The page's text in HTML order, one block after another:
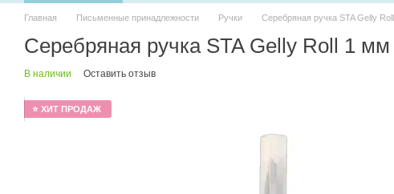
Пользовательское соглашение
Обмен и
Главная Письменные принадлежности Ручки Серебряная ручка STA Gelly
Серебряная ручка STA Gelly Roll 1
В наличии Оставить отзыв
⭐ ХИТ ПРОДАЖ